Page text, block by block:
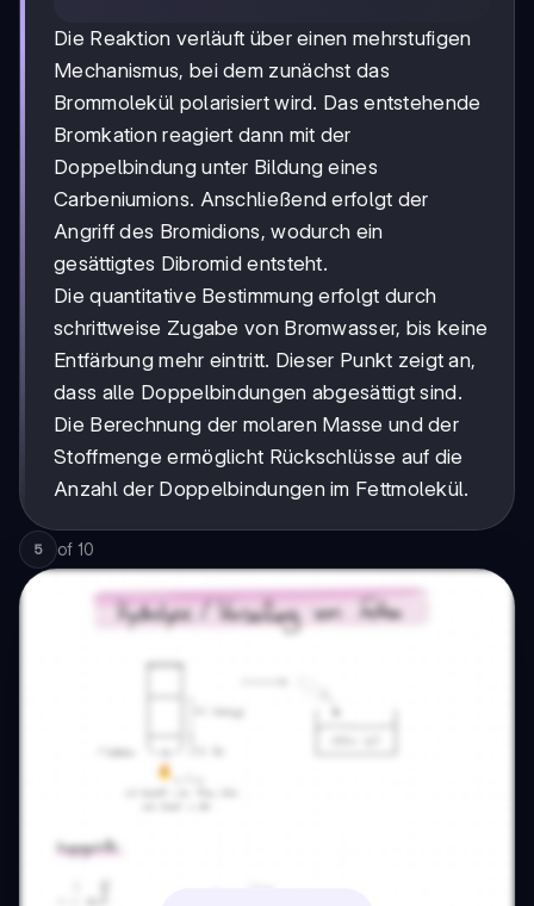
Die Reaktion verläuft über einen mehrstufigen
Mechanismus, bei dem zunächst das
Brommolekül polarisiert wird. Das entstehende
Bromkation reagiert dann mit der
Doppelbindung unter Bildung eines
Carbeniumions. Anschließend erfolgt der
Angriff des Bromidions, wodurch ein
gesättigtes Dibromid entsteht.
Die quantitative Bestimmung erfolgt durch
schrittweise Zugabe von Bromwasser, bis keine
Entfärbung mehr eintritt. Dieser Punkt zeigt an,
dass alle Doppelbindungen abgesättigt sind.
Die Berechnung der molaren Masse und der
Stoffmenge ermöglicht Rückschlüsse auf die
Anzahl der Doppelbindungen im Fettmolekül.
5 of 10